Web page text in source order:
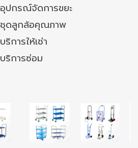
อุปกรณ์จัดการขยะ
ชุดลูกล้อคุณภาพ
บริการให้เช่า
บริการซ่อม